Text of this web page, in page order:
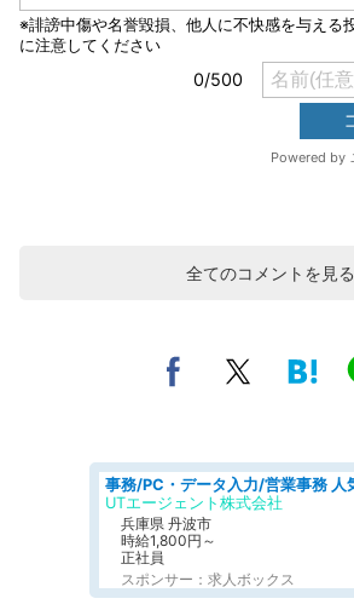
全てのコメントを見る
UTエージェント株式会社
兵庫県 丹波市
時給1,800円～
正社員
スポンサー：求人ボックス